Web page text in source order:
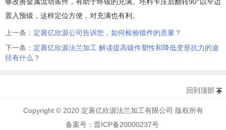
够改善金属流动条件，有助于终锻的充满。坯料卡压后翻转90°以窄边
置入预锻，这样定位方便，对充满也有利。
上一条： 定襄亿欣源公司告诉您，如何检验锻件的质量？
下一条： 定襄亿欣源法兰加工 解读提高锻件塑性和降低变形抗力的途
径有什么？
回到顶部
Copyright © 2020 定襄亿欣源法兰加工有限公司 版权所有
备案号：晋ICP备20000237号